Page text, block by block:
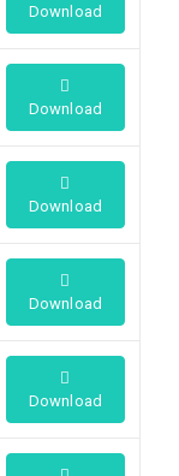
Download
Download
Download
Download
Download